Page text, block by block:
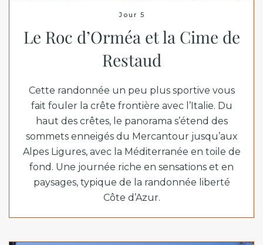
Jour 5
Le Roc d’Orméa et la Cime de
Restaud
Cette randonnée un peu plus sportive vous
fait fouler la crête frontière avec l’Italie. Du
haut des crêtes, le panorama s’étend des
sommets enneigés du Mercantour jusqu’aux
Alpes Ligures, avec la Méditerranée en toile de
fond. Une journée riche en sensations et en
paysages, typique de la randonnée liberté
Côte d’Azur.